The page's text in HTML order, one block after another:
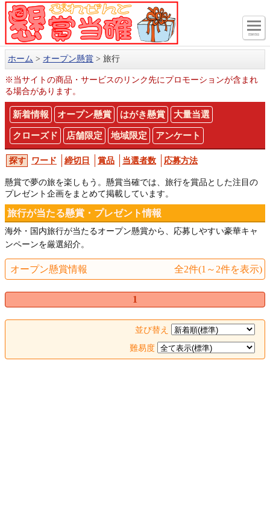
menu
ホーム オープン懸賞 旅行
※当サイトの商品・サービスのリンク先にプロモーションが含まれ
る場合があります。
新着情報 オープン懸賞 はがき懸賞 大量当選
クローズド 店舗限定 地域限定 アンケート
ワード 締切日 賞品 当選者数 応募方法
懸賞で夢の旅を楽しもう。懸賞当確では、旅行を賞品とした注目の
プレゼント企画をまとめて掲載しています。
旅行が当たる懸賞・プレゼント情報
海外・国内旅行が当たるオープン懸賞から、応募しやすい豪華キャ
ンペーンを厳選紹介。
オープン懸賞情報 全2件(1～2件を表示)
1
並び替え
難易度